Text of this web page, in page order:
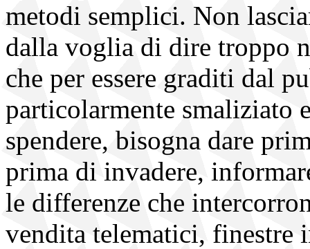
metodi semplici. Non
dalla voglia di dire troppo
che per essere graditi dal
particolarmente smaliziato
spendere, bisogna dare
prima di invadere,
le differenze che
vendita telematici, finestre